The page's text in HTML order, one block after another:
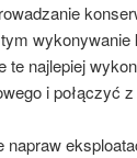
wykonywanie
te najlepiej
i połączyć
napraw